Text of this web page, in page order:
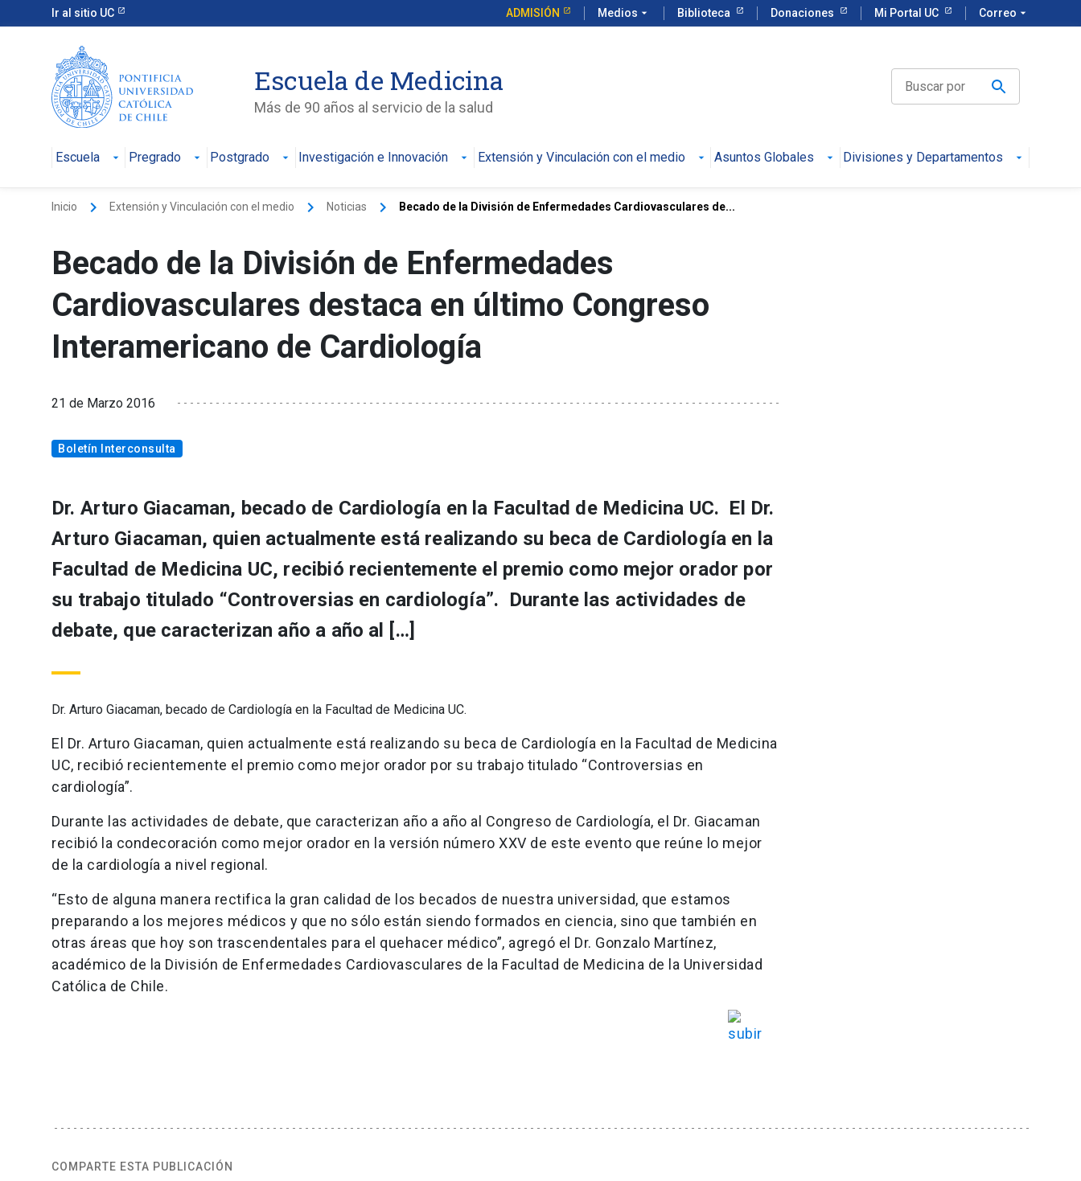
Ir al sitio UC ADMISIÓN Medios arrow_drop_down Biblioteca Donaciones Mi Portal UC Correo arrow_drop_down
Escuela de Medicina
Más de 90 años al servicio de la salud
Escuela Pregrado Postgrado Investigación e Innovación Extensión y Vinculación con el medio Asuntos Globales Divisiones y Departamentos
Inicio keyboard_arrow_right Extensión y Vinculación con el medio keyboard_arrow_right Noticias keyboard_arrow_right Becado de la División de Enfermedades Cardiovasculares de...
Becado de la División de Enfermedades
Cardiovasculares destaca en último Congreso
Interamericano de Cardiología
21 de Marzo 2016
Boletín Interconsulta
Dr. Arturo Giacaman, becado de Cardiología en la Facultad de Medicina UC. El Dr.
Arturo Giacaman, quien actualmente está realizando su beca de Cardiología en la
Facultad de Medicina UC, recibió recientemente el premio como mejor orador por
su trabajo titulado “Controversias en cardiología”. Durante las actividades de
debate, que caracterizan año a año al […]
Dr. Arturo Giacaman, becado de Cardiología en la Facultad de Medicina UC.
El Dr. Arturo Giacaman, quien actualmente está realizando su beca de Cardiología en la Facultad de Medicina
UC, recibió recientemente el premio como mejor orador por su trabajo titulado “Controversias en
cardiología”.
Durante las actividades de debate, que caracterizan año a año al Congreso de Cardiología, el Dr. Giacaman
recibió la condecoración como mejor orador en la versión número XXV de este evento que reúne lo mejor
de la cardiología a nivel regional.
“Esto de alguna manera rectifica la gran calidad de los becados de nuestra universidad, que estamos
preparando a los mejores médicos y que no sólo están siendo formados en ciencia, sino que también en
otras áreas que hoy son trascendentales para el quehacer médico”, agregó el Dr. Gonzalo Martínez,
académico de la División de Enfermedades Cardiovasculares de la Facultad de Medicina de la Universidad
Católica de Chile.
COMPARTE ESTA PUBLICACIÓN